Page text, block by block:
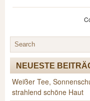
NEUESTE
Weißer Tee,
strahlend schöne Haut